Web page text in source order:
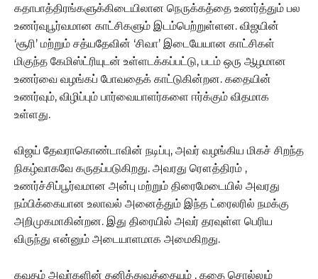
கதாபாத்திரங்களுக்கிடையிலான நெருக்கத்தை உணர்த்தும் பல
உணர்வுபூர்வமான காட்சிகளும் இடம்பெற்றுள்ளன. விஜயின்
‘சூரி’ மற்றும் சத்யதேவின் ‘சிவா’ இடையேயான காட்சிகள்
மிகுந்த கேமிஸ்ட்ரியுடன் உள்ளடக்கப்பட்டு, படம் ஒரு ஆழமான
உணர்வை வழங்கப் போவதைக் காட்டுகின்றன. கதையின்
உணர்வும், விழிப்பும் பார்வையாளர்களை ஈர்க்கும் விதமாக
உள்ளது.
விஜய் தேவராகொண்டாவின் நடிப்பு, அவர் வழங்கிய மிகச் சிறந்த
நிகழ்வாகவே கருதப்படுகிறது. அவரது ரௌத்திரம் ,
உணர்ச்சிப்பூர்வமான அன்பு மற்றும் திரைமேடையில் அவரது
நம்பிக்கையான உலாவல் அனைத்தும் இந்த ட்ரைலரில் நமக்கு
அறிமுகமாகின்றன. இது திரையில் அவர் தரவுள்ள பெரிய
விருந்து என்னும் அடையாளமாக அமைகிறது.
கவுதம் அவர்களின் தனித்துவத்தையும் , கதை சொல்லும்